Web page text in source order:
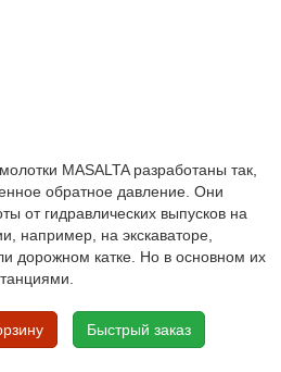
MASALTA разработаны так,
обратное давление. Они
от гидравлических выпусков на
например, на экскаваторе,
дорожном катке. Но в основном их
Быстрый заказ